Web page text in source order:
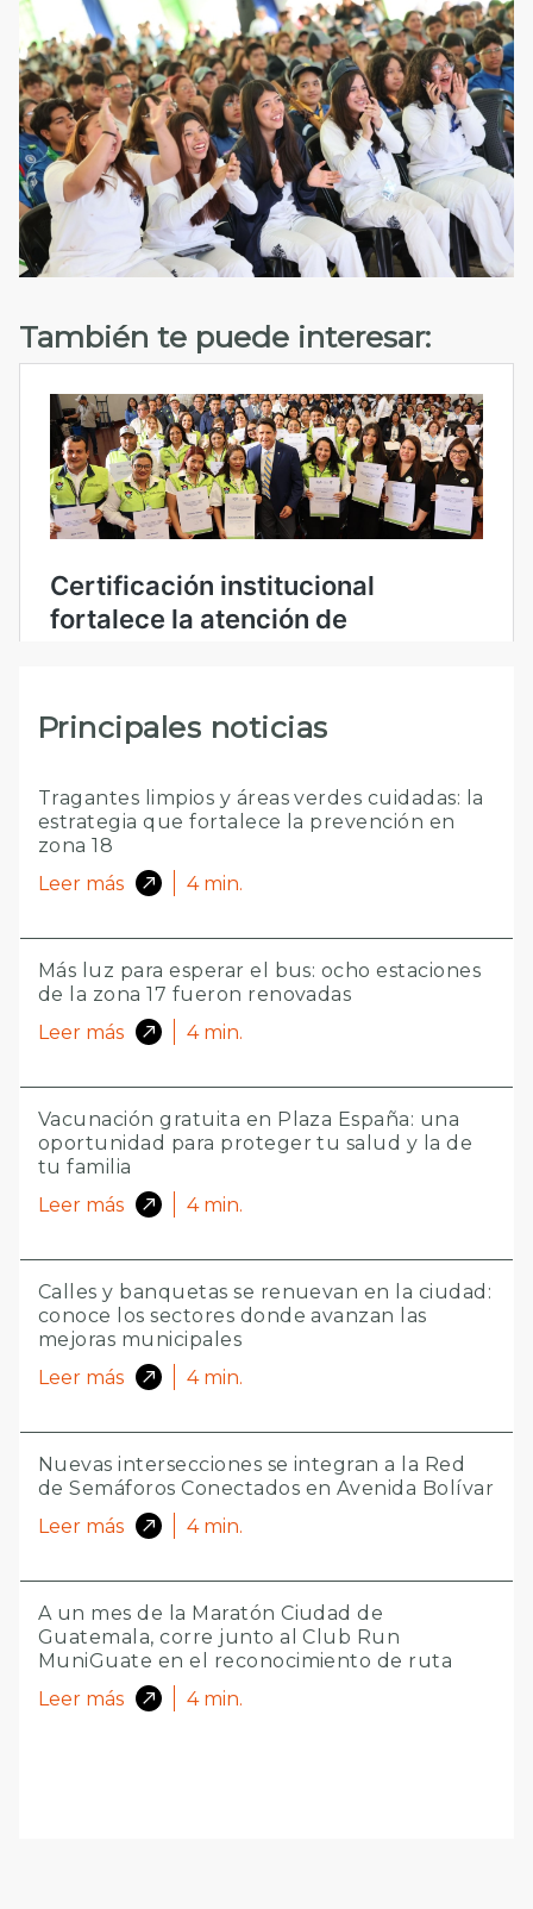
También te puede interesar:
Principales noticias
Tragantes limpios y áreas verdes cuidadas: la
estrategia que fortalece la prevención en
zona 18
Leer más
4 min.
Más luz para esperar el bus: ocho estaciones
de la zona 17 fueron renovadas
Leer más
4 min.
Vacunación gratuita en Plaza España: una
oportunidad para proteger tu salud y la de
tu familia
Leer más
4 min.
Calles y banquetas se renuevan en la ciudad:
conoce los sectores donde avanzan las
mejoras municipales
Leer más
4 min.
Nuevas intersecciones se integran a la Red
de Semáforos Conectados en Avenida Bolívar
Leer más
4 min.
A un mes de la Maratón Ciudad de
Guatemala, corre junto al Club Run
MuniGuate en el reconocimiento de ruta
Leer más
4 min.